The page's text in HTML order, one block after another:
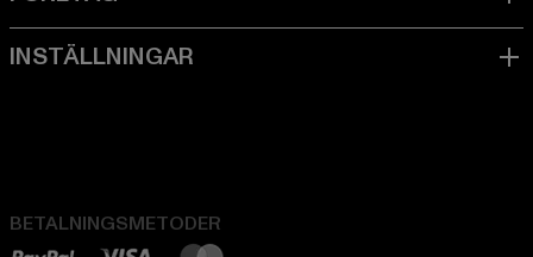
BETALNINGSMETODER